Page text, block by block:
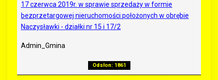
17 czerwca 2019r. w sprawie sprzedaży w formie
bezprzetargowej nieruchomości położonych w obrębie
Naczysławki - działki nr 15 i 17/2
Admin_Gmina
Odsłon: 1861